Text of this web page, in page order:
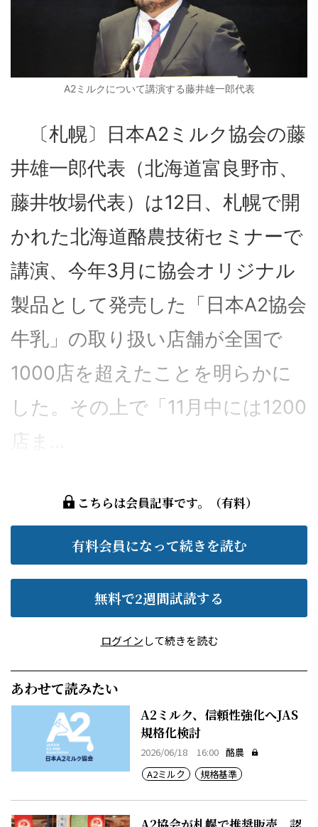
A2ミルクについて講演する藤井雄一郎代表
〔札幌〕日本A2ミルク協会の藤
井雄一郎代表（北海道富良野市、
藤井牧場代表）は12日、札幌で開
かれた北海道酪農技術セミナーで
講演、今年3月に協会オリジナル
製品として発売した「日本A2協会
牛乳」の取り扱い店舗が全国で
1000店を超えたことを明らかに
した。その上で「11月中には1200
店ま...
こちらは会員記事です。（有料）
有料会員になって続きを読む
無料で2週間試読する
ログインして続きを読む
あわせて読みたい
A2ミルク、信頼性強化へJAS
規格化検討
2026/06/18 16:00 酪農
A2ミルク
規格基準